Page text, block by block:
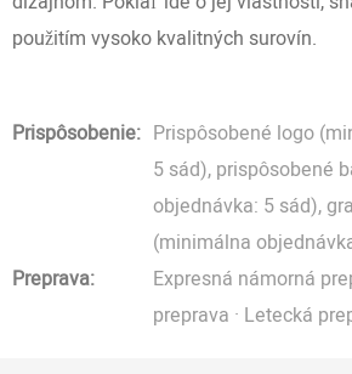
použitím vysoko kvalitných surovín.
Prispôsobenie: Prispôsobené logo
5 sád), prispôsobené
objednávka: 5 sád),
(minimálna
Preprava:
Expresná námorná
preprava · Letecká